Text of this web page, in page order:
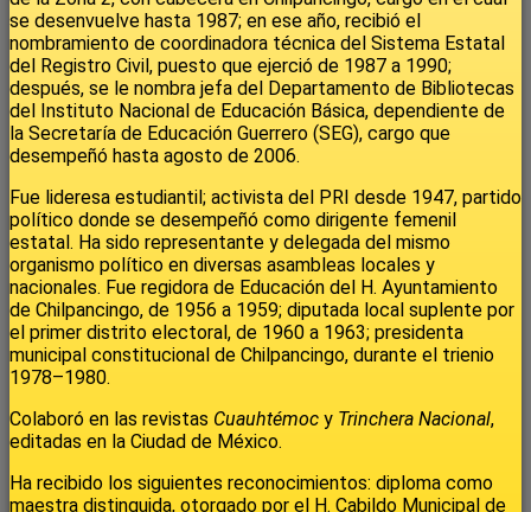
se desenvuelve hasta 1987; en ese año, recibió el
nombramiento de coordinadora técnica del Sistema Estatal
del Registro Civil, puesto que ejerció de 1987 a 1990;
después, se le nombra jefa del Departamento de Bibliotecas
del Instituto Nacional de Educación Básica, dependiente de
la Secretaría de Educación Guerrero (SEG), cargo que
desempeñó hasta agosto de 2006.
Fue lideresa estudiantil; activista del PRI desde 1947, partido
político donde se desempeñó como dirigente femenil
estatal. Ha sido representante y delegada del mismo
organismo político en diversas asambleas locales y
nacionales. Fue regidora de Educación del H. Ayuntamiento
de Chilpancingo, de 1956 a 1959; diputada local suplente por
el primer distrito electoral, de 1960 a 1963; presidenta
municipal constitucional de Chilpancingo, durante el trienio
1978–1980.
Colaboró en las revistas Cuauhtémoc y Trinchera Nacional,
editadas en la Ciudad de México.
Ha recibido los siguientes reconocimientos: diploma como
maestra distinguida, otorgado por el H. Cabildo Municipal de